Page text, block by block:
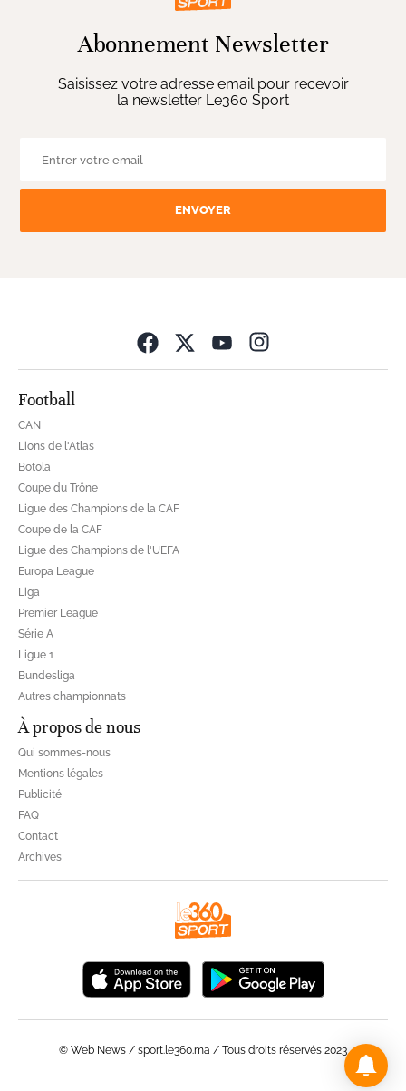
Abonnement Newsletter
Saisissez votre adresse email pour recevoir
la newsletter Le360 Sport
ENVOYER
Football
CAN
Lions de l'Atlas
Botola
Coupe du Trône
Ligue des Champions de la CAF
Coupe de la CAF
Ligue des Champions de l'UEFA
Europa League
Liga
Premier League
Série A
Ligue 1
Bundesliga
Autres championnats
À propos de nous
Qui sommes-nous
Mentions légales
Publicité
FAQ
Contact
Archives
© Web News / sport.le360.ma / Tous droits réservés 2023